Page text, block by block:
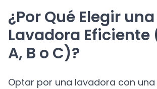
¿Por Qué Elegir una
Lavadora Eficiente
A, B o C)?
Optar por una lavadora con